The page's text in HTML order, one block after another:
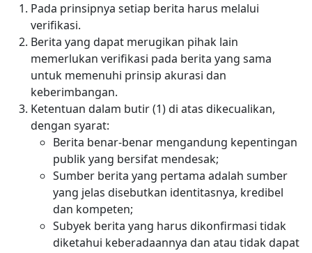
Pada prinsipnya setiap berita harus melalui
verifikasi.
Berita yang dapat merugikan pihak lain
memerlukan verifikasi pada berita yang sama
untuk memenuhi prinsip akurasi dan
keberimbangan.
Ketentuan dalam butir (1) di atas dikecualikan,
dengan syarat:
Berita benar-benar mengandung kepentingan
publik yang bersifat mendesak;
Sumber berita yang pertama adalah sumber
yang jelas disebutkan identitasnya, kredibel
dan kompeten;
Subyek berita yang harus dikonfirmasi tidak
diketahui keberadaannya dan atau tidak dapat